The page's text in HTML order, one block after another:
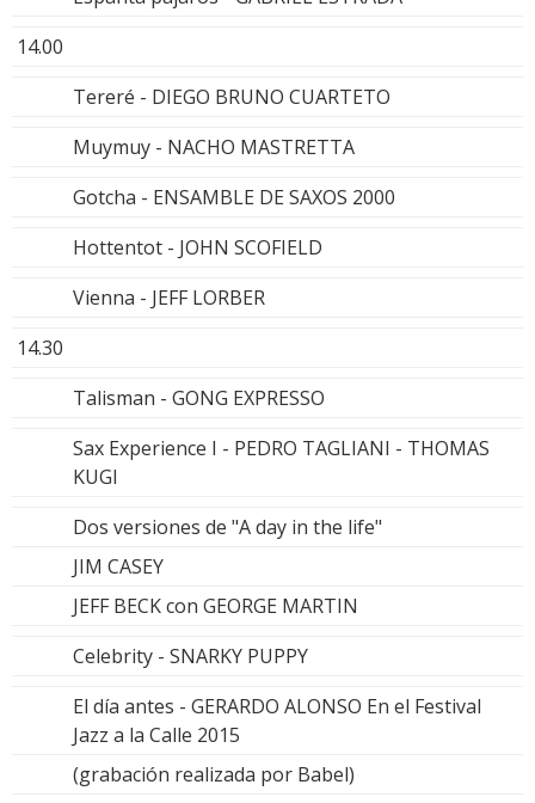
14.00
Tereré - DIEGO BRUNO CUARTETO
Muymuy - NACHO MASTRETTA
Gotcha - ENSAMBLE DE SAXOS 2000
Hottentot - JOHN SCOFIELD
Vienna - JEFF LORBER
14.30
Talisman - GONG EXPRESSO
Sax Experience I - PEDRO TAGLIANI - THOMAS
KUGI
Dos versiones de "A day in the life"
JIM CASEY
JEFF BECK con GEORGE MARTIN
Celebrity - SNARKY PUPPY
El día antes - GERARDO ALONSO En el Festival
Jazz a la Calle 2015
(grabación realizada por Babel)